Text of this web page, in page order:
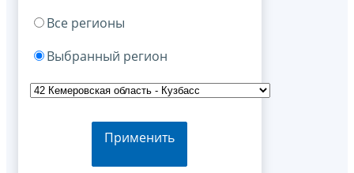
Все регионы
Выбранный регион
Применить